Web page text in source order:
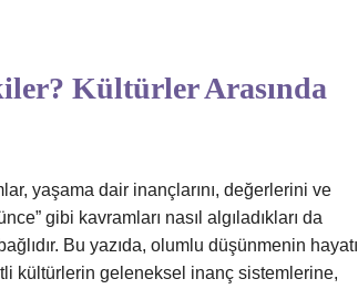
Kültürler Arasında
yaşama dair inançlarını, değerlerini ve
gibi kavramları nasıl algıladıkları da
Bu yazıda, olumlu düşünmenin hayatı
kültürlerin geleneksel inanç sistemlerine,